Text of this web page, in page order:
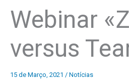
Webinar
versus
15 de Março, 2021 / Notícias